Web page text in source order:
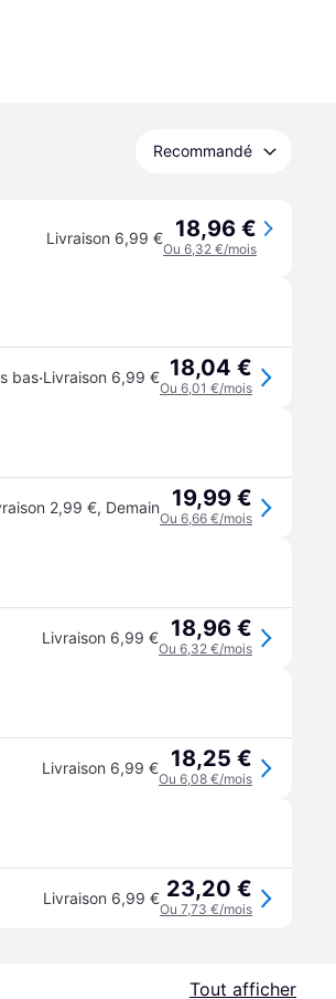
Recommandé
Livraison 6,99 € 18,96 €
Ou 6,32 €/mois
bas·Livraison 6,99 € 18,04 €
Ou 6,01 €/mois
2,99 €, Demain 19,99 €
Ou 6,66 €/mois
Livraison 6,99 € 18,96 €
Ou 6,32 €/mois
Livraison 6,99 € 18,25 €
Ou 6,08 €/mois
Livraison 6,99 € 23,20 €
Ou 7,73 €/mois
Tout afficher